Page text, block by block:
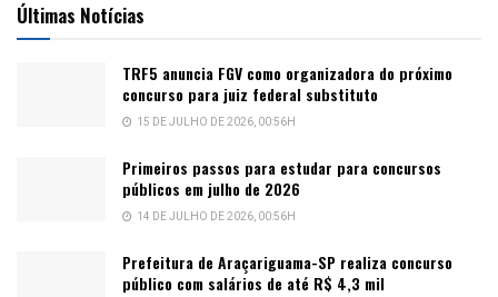
Últimas Notícias
TRF5 anuncia FGV como organizadora do próximo
concurso para juiz federal substituto
15 DE JULHO DE 2026, 00:56H
Primeiros passos para estudar para concursos
públicos em julho de 2026
14 DE JULHO DE 2026, 00:56H
Prefeitura de Araçariguama-SP realiza concurso
público com salários de até R$ 4,3 mil